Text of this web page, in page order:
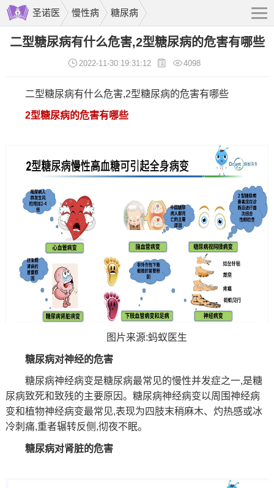
圣诺医 慢性病 糖尿病
二型糖尿病有什么危害,2型糖尿病的危害有哪些
2022-11-30 19:31:12 4098
二型糖尿病有什么危害,2型糖尿病的危害有哪些
2型糖尿病的危害有哪些
图片来源:蚂蚁医生
糖尿病对神经的危害
糖尿病神经病变是糖尿病最常见的慢性并发症之一,是糖
尿病致死和致残的主要原因。糖尿病神经病变以周围神经病
变和植物神经病变最常见,表现为四肢末稍麻木、灼热感或冰
冷刺痛,重者辗转反侧,彻夜不眠。
糖尿病对肾脏的危害